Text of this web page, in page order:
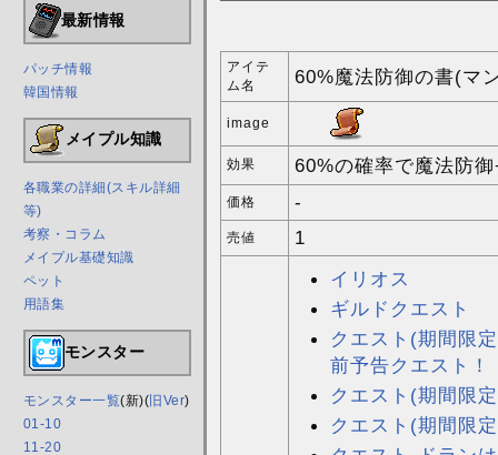
最新情報
パッチ情報
韓国情報
メイプル知識
各職業の詳細(スキル詳細
等)
考察・コラム
メイプル基礎知識
ペット
用語集
モンスター
モンスター一覧(新)( 旧Ver)
01-10
11-20
アイテ
ム名
60%魔法防御の書(マ
image
効果 60%の確率で魔法防
価格 -
売値 1
イリオス
ギルドクエスト
クエスト(期間限
前予告クエスト！
クエスト(期間限
クエスト(期間限